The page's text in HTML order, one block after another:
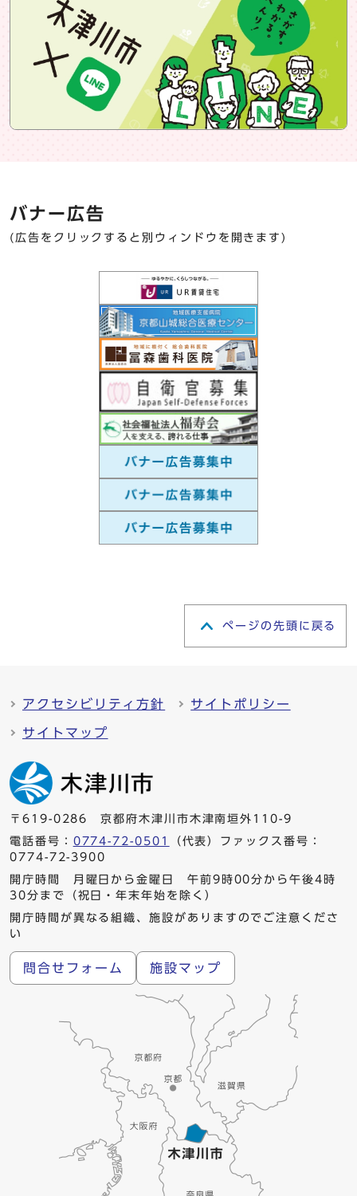
バナー広告
(広告をクリックすると別ウィンドウを開きます)
ページの先頭に戻る
アクセシビリティ方針 サイトポリシー
サイトマップ
〒619-0286 京都府木津川市木津南垣外110-9
電話番号： 0774-72-0501
（代表）ファックス番号：
0774-72-3900
開庁時間 月曜日から金曜日 午前9時00分から午後4時
30分まで（祝日・年末年始を除く）
開庁時間が異なる組織、施設がありますのでご注意くださ
い
問合せフォーム 施設マップ